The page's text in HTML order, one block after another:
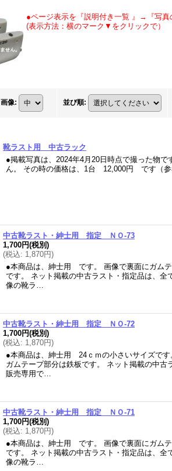
●ページ表示を『説明付き一覧 』→『写真
(表示方法：横のマーク▼をクリックで）
画像: 並び順:
靴ラスト用 中古ラック
●掲載写真は、2024年4月20日時点で撮った物
ん。 その時の価格は、1台 12,000円 です（
中古靴ラスト・紳士用 指定 ＮＯ-73
1,700円(税別)
(税込: 1,870円)
●本商品は、紳士用 です。 画像で裏面にガム
です。 ネット掲載の中古ラスト・指定品は
像の靴ラ…
中古靴ラスト・紳士用 指定 ＮＯ-72
1,700円(税別)
(税込: 1,870円)
●本商品は、紳士用 24ｃｍの小さいサイズです
ガムテープ部分は鉄板です。 ネット掲載の中
販売専用で…
中古靴ラスト・紳士用 指定 ＮＯ-71
1,700円(税別)
(税込: 1,870円)
●本商品は、紳士用 です。 画像で裏面にガム
です。 ネット掲載の中古ラスト・指定品は
像の靴ラ…